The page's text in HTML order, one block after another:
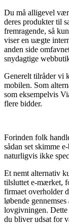
Du må alligevel
deres produkter til
fremragende, så
viser en uægte
anden side
snydagtige
Generelt tilråder vi
mobilen. Som
som eksempelvis
flere bidder.
Forinden folk
sådan set skimme
naturligvis ikke
Et nemt alternativ
tilsluttet e-mærket,
firmaet overholder
løbende
lovgivningen.
du bliver udsat for